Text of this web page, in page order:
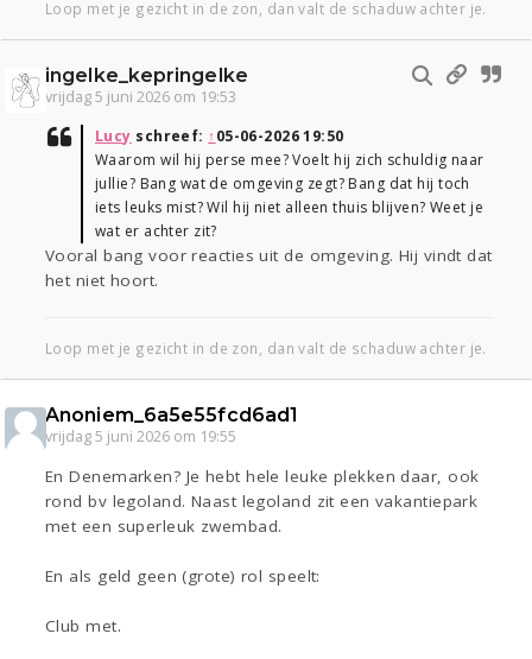
Loop met je gezicht in de zon, dan valt de schaduw achter je.
ingelke_kepringelke
vrijdag 5 juni 2026 om 19:53
Lucy schreef: ↑05-06-2026 19:50
Waarom wil hij perse mee? Voelt hij zich schuldig naar
jullie? Bang wat de omgeving zegt? Bang dat hij toch
iets leuks mist? Wil hij niet alleen thuis blijven? Weet je
wat er achter zit?
Vooral bang voor reacties uit de omgeving. Hij vindt dat
het niet hoort.
Loop met je gezicht in de zon, dan valt de schaduw achter je.
Anoniem_6a5e55fcd6ad1
vrijdag 5 juni 2026 om 19:55
En Denemarken? Je hebt hele leuke plekken daar, ook
rond bv legoland. Naast legoland zit een vakantiepark
met een superleuk zwembad.
En als geld geen (grote) rol speelt:
Club met.